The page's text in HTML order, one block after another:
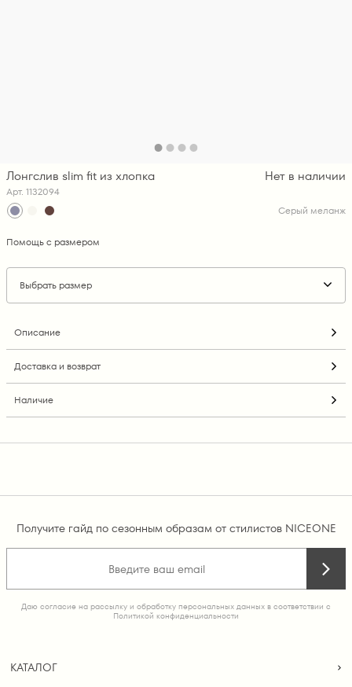
Лонгслив slim fit из хлопка
Арт. 1132094
Нет в наличии
Серый меланж
Помощь с размером
Выбрать размер
Описание
Доставка и возврат
Наличие
Получите гайд по сезонным образам от стилистов NICEONE
Даю согласие на рассылку и обработку персональных данных в соответствии с
Политикой конфиденциальности
КАТАЛОГ